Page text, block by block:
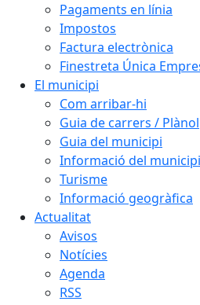
Pagaments en línia
Impostos
Factura electrònica
Finestreta Única
El municipi
Com arribar-hi
Guia de carrers / Plànol
Guia del municipi
Informació del municipi
Turisme
Informació geogràfica
Actualitat
Avisos
Notícies
Agenda
RSS